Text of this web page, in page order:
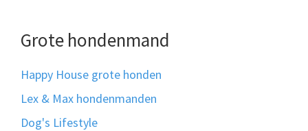
Grote hondenmand
Happy House grote honden
Lex & Max hondenmanden
Dog's Lifestyle